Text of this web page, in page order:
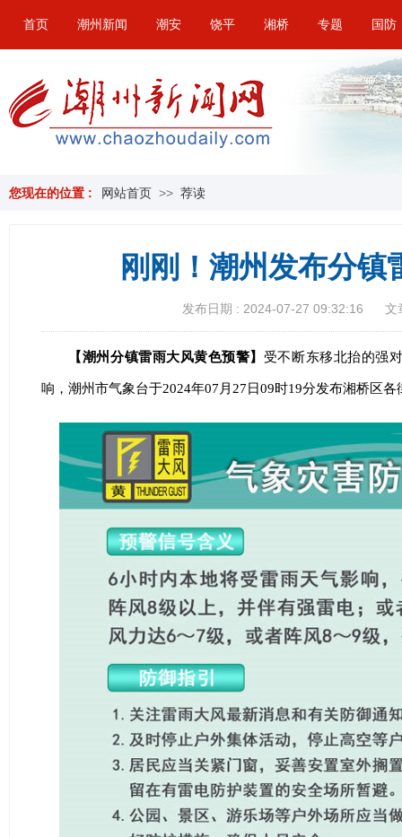
首页 潮州新闻 潮安 饶平 湘桥 专题 国防
您现在的位置 : 网站首页 >> 荐读
刚刚！潮州发布分镇
发布日期 : 2024-07-27 09:32:16 文
【潮州分镇雷雨大风黄色预警】 受不断东移北抬的强
响，潮州市气象台于2024年07月27日09时19分发布湘桥区